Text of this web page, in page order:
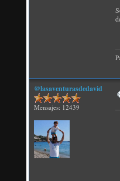
@lasaventurasdedavid
Mensajes: 12439